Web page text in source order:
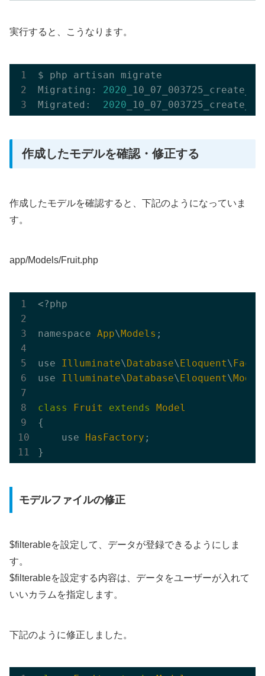
実行すると、こうなります。
$ php artisan migrate
Migrating: 2020
Migrated: 2020
作成したモデルを確認・修正する
作成したモデルを確認すると、下記のようになっていま
す。
app/Models/Fruit.php
<?php
namespace App\Models ;
use Illuminate\Database\Eloquent\
use Illuminate\Database\Eloquent\Model
class Fruit extends
Model
{
    use
HasFactory ;
モデルファイルの修正
$filterableを設定して、データが登録できるようにしま
す。
$filterableを設定する内容は、データをユーザーが入れて
いいカラムを指定します。
下記のように修正しました。